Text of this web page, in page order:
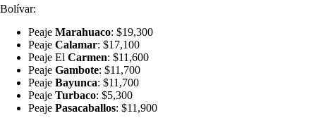
Bolívar:
Peaje Marahuaco: $19,300
Peaje Calamar: $17,100
Peaje El Carmen: $11,600
Peaje Gambote: $11,700
Peaje Bayunca: $11,700
Peaje Turbaco: $5,300
Peaje Pasacaballos: $11,900